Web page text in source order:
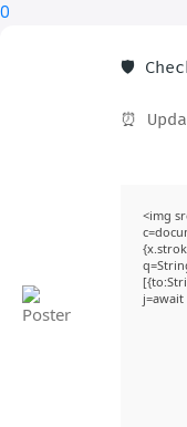
0
🛡️
⏰
<img